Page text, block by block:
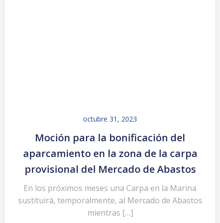
octubre 31, 2023
Moción para la bonificación del
aparcamiento en la zona de la carpa
provisional del Mercado de Abastos
En los próximos meses una Carpa en la Marina
sustituirá, temporalmente, al Mercado de Abastos
mientras […]